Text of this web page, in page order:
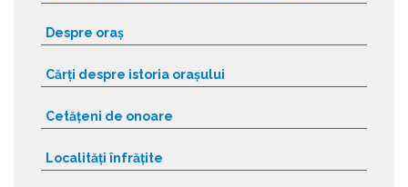
Despre oraș
Cărți despre istoria orașului
Cetățeni de onoare
Localități înfrățite